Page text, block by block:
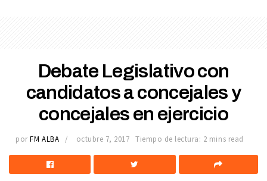
Debate Legislativo con
candidatos a concejales y
concejales en ejercicio
por FM ALBA octubre 7, 2017 Tiempo de lectura: 2 mins read